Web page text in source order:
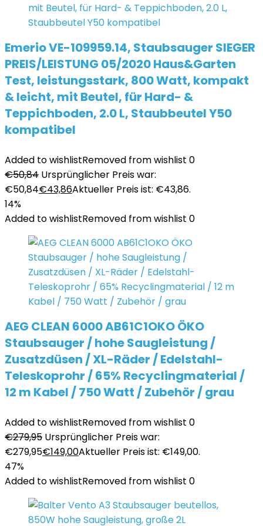
Emerio VE-109959.14, Staubsauger SIEGER
PREIS/LEISTUNG 05/2020 Haus&Garten
Test, leistungsstark, 800 Watt, kompakt
& leicht, mit Beutel, für Hard- &
Teppichboden, 2.0 L, Staubbeutel Y50
kompatibel
Added to wishlistRemoved from wishlist 0
€50,84 Ursprünglicher Preis war:
€50,84€43,86Aktueller Preis ist: €43,86.
14%
Added to wishlistRemoved from wishlist 0
AEG CLEAN 6000 AB61C1OKO ÖKO
Staubsauger / hohe Saugleistung /
Zusatzdüsen / XL-Räder / Edelstahl-
Teleskoprohr / 65% Recyclingmaterial /
12 m Kabel / 750 Watt / Zubehör / grau
Added to wishlistRemoved from wishlist 0
€279,95 Ursprünglicher Preis war:
€279,95€149,00Aktueller Preis ist: €149,00.
47%
Added to wishlistRemoved from wishlist 0